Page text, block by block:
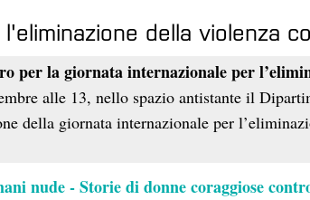
della violenza
per la giornata internazionale per
alle 13, nello spazio antistante il
della giornata internazionale per
nude - Storie di donne coraggiose